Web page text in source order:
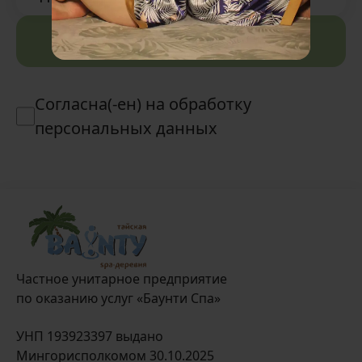
Отправить
Согласна(-ен) на обработку
персональных данных
Частное унитарное предприятие
по оказанию услуг «Баунти Спа»
УНП 193923397 выдано
Мингорисполкомом 30.10.2025